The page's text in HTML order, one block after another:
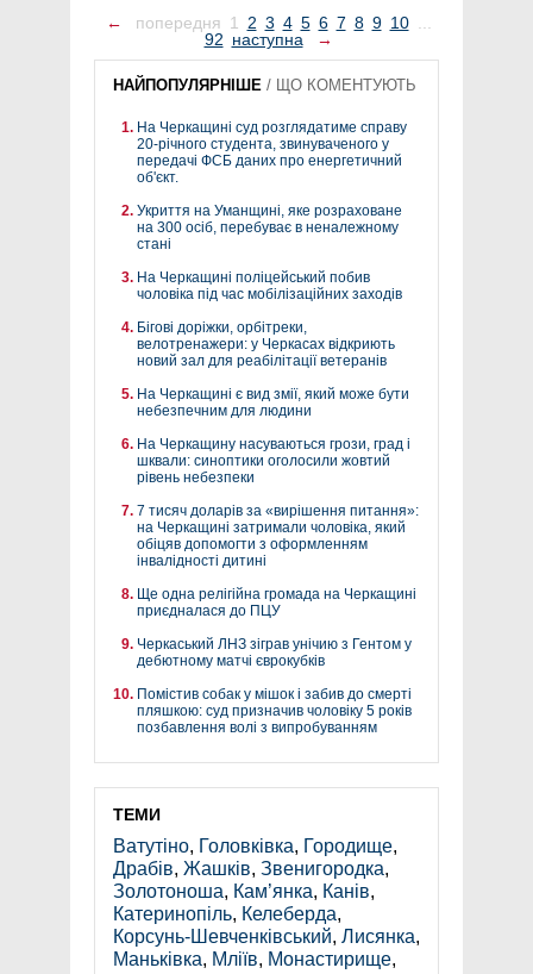
← попередня 1 2 3 4 5 6 7 8 9 10 ...
92 наступна →
НАЙПОПУЛЯРНІШЕ / ЩО КОМЕНТУЮТЬ
На Черкащині суд розглядатиме справу
20-річного студента, звинуваченого у
передачі ФСБ даних про енергетичний
об'єкт.
Укриття на Уманщині, яке розраховане
на 300 осіб, перебуває в неналежному
стані
На Черкащині поліцейський побив
чоловіка під час мобілізаційних заходів
Бігові доріжки, орбітреки,
велотренажери: у Черкасах відкриють
новий зал для реабілітації ветеранів
На Черкащині є вид змії, який може бути
небезпечним для людини
На Черкащину насуваються грози, град і
шквали: синоптики оголосили жовтий
рівень небезпеки
7 тисяч доларів за «вирішення питання»:
на Черкащині затримали чоловіка, який
обіцяв допомогти з оформленням
інвалідності дитині
Ще одна релігійна громада на Черкащині
приєдналася до ПЦУ
Черкаський ЛНЗ зіграв унічию з Гентом у
дебютному матчі єврокубків
Помістив собак у мішок і забив до смерті
пляшкою: суд призначив чоловіку 5 років
позбавлення волі з випробуванням
ТЕМИ
Ватутіно, Головківка, Городище,
Драбів, Жашків, Звенигородка,
Золотоноша, Кам’янка, Канів,
Катеринопіль, Келеберда,
Корсунь-Шевченківський, Лисянка,
Маньківка, Мліїв, Монастирище,